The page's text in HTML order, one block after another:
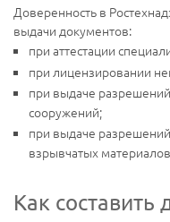
Доверенность в
выдачи документов:
при аттестации
при лицензировании
при выдаче
сооружений;
при выдаче
взрывчатых
Как составить